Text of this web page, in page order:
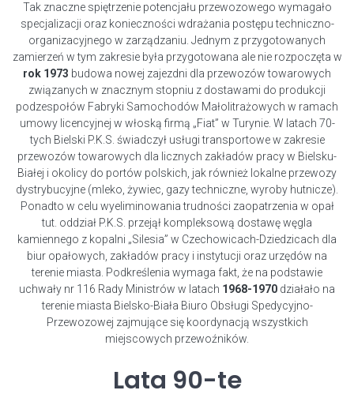
Tak znaczne spiętrzenie potencjału przewozowego wymagało
specjalizacji oraz konieczności wdrażania postępu techniczno-
organizacyjnego w zarządzaniu. Jednym z przygotowanych
zamierzeń w tym zakresie była przygotowana ale nie rozpoczęta w
rok 1973 budowa nowej zajezdni dla przewozów towarowych
związanych w znacznym stopniu z dostawami do produkcji
podzespołów Fabryki Samochodów Małolitrażowych w ramach
umowy licencyjnej w włoską firmą „Fiat” w Turynie. W latach 70-
tych Bielski P.K.S. świadczył usługi transportowe w zakresie
przewozów towarowych dla licznych zakładów pracy w Bielsku-
Białej i okolicy do portów polskich, jak również lokalne przewozy
dystrybucyjne (mleko, żywiec, gazy techniczne, wyroby hutnicze).
Ponadto w celu wyeliminowania trudności zaopatrzenia w opał
tut. oddział P.K.S. przejął kompleksową dostawę węgla
kamiennego z kopalni „Silesia” w Czechowicach-Dziedzicach dla
biur opałowych, zakładów pracy i instytucji oraz urzędów na
terenie miasta. Podkreślenia wymaga fakt, że na podstawie
uchwały nr 116 Rady Ministrów w latach 1968-1970 działało na
terenie miasta Bielsko-Biała Biuro Obsługi Spedycyjno-
Przewozowej zajmujące się koordynacją wszystkich
miejscowych przewoźników.
Lata 90-te